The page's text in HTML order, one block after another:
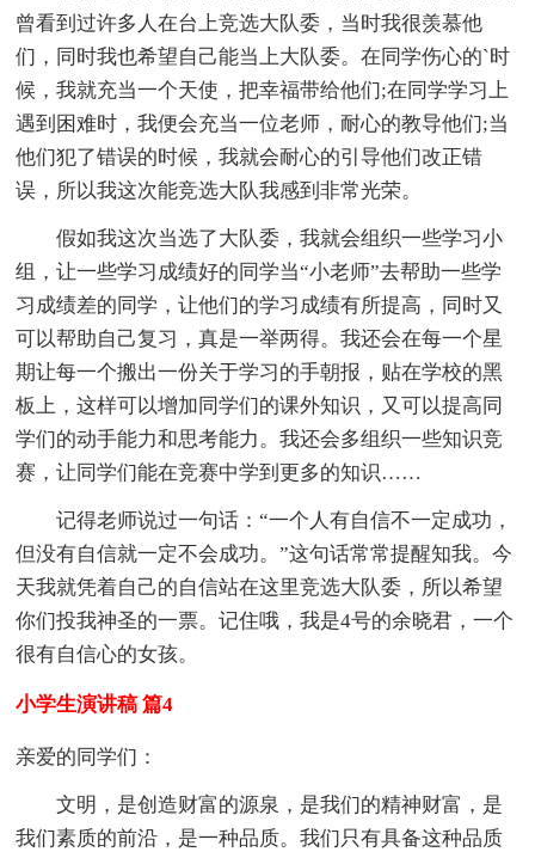
曾看到过许多人在台上竞选大队委，当时我很羡慕他
们，同时我也希望自己能当上大队委。在同学伤心的`时
候，我就充当一个天使，把幸福带给他们;在同学学习上
遇到困难时，我便会充当一位老师，耐心的教导他们;当
他们犯了错误的时候，我就会耐心的引导他们改正错
误，所以我这次能竞选大队我感到非常光荣。
假如我这次当选了大队委，我就会组织一些学习小
组，让一些学习成绩好的同学当“小老师”去帮助一些学
习成绩差的同学，让他们的学习成绩有所提高，同时又
可以帮助自己复习，真是一举两得。我还会在每一个星
期让每一个搬出一份关于学习的手朝报，贴在学校的黑
板上，这样可以增加同学们的课外知识，又可以提高同
学们的动手能力和思考能力。我还会多组织一些知识竞
赛，让同学们能在竞赛中学到更多的知识……
记得老师说过一句话：“一个人有自信不一定成功，
但没有自信就一定不会成功。”这句话常常提醒知我。今
天我就凭着自己的自信站在这里竞选大队委，所以希望
你们投我神圣的一票。记住哦，我是4号的余晓君，一个
很有自信心的女孩。
小学生演讲稿 篇4
亲爱的同学们：
文明，是创造财富的源泉，是我们的精神财富，是
我们素质的前沿，是一种品质。我们只有具备这种品质